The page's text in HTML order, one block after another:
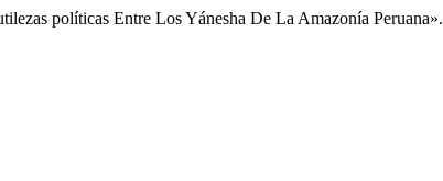
políticas Entre Los Yánesha De La Amazonía Peruana».